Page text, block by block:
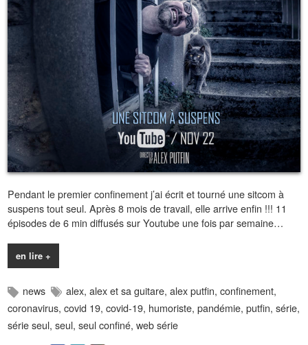
Pendant le premier confinement j’ai écrit et tourné une sitcom à
suspens tout seul. Après 8 mois de travail, elle arrive enfin !!! 11
épisodes de 6 min diffusés sur Youtube une fois par semaine…
en lire +
news alex,alex et sa guitare,alex putfin,confinement,
coronavirus,covid 19,covid-19, humoriste,pandémie,putfin,série,
série seul,seul,seul confiné,web série